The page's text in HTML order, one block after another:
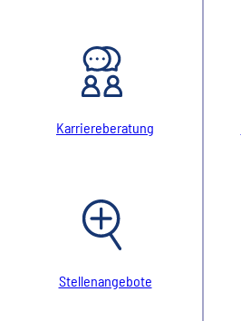
Karriereberatung
Stellenangebote